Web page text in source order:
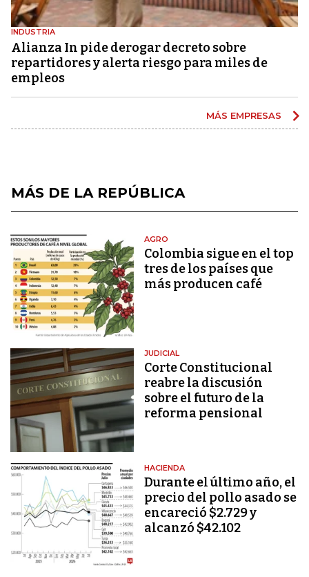
INDUSTRIA
Alianza In pide derogar decreto sobre
repartidores y alerta riesgo para miles de
empleos
MÁS EMPRESAS
MÁS DE LA REPÚBLICA
AGRO
Colombia sigue en el top
tres de los países que
más producen café
JUDICIAL
Corte Constitucional
reabre la discusión
sobre el futuro de la
reforma pensional
HACIENDA
Durante el último año, el
precio del pollo asado se
encareció $2.729 y
alcanzó $42.102